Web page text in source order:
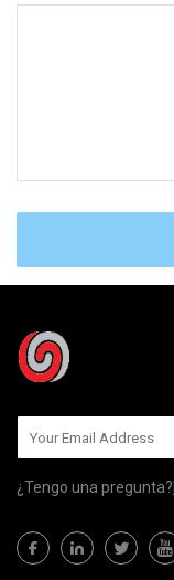
¿Tengo una pregunta?